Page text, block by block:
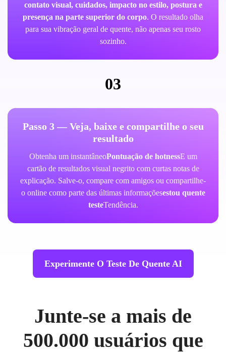
contato visual, cuidados, impacto no estilo, postura e
presença na parte superior do corpo. O resultado olha
para sua vibração geral de quente, não apenas seu rosto
sozinho.
03
Passo 3 — Veja, baixe e compartilhe o seu
resultado
Obtenha um instantâneoPontuação de hotnessE um
cartão de resultados visual negrito com curtas notas de
explicação. Salve-o, compare com amigos ou compartilhe-
o online como parte das últimas informaçõesestou quente
testeTendência.
Experimente O Teste De Quente AI
Junte-se a mais de
500.000 usuários que